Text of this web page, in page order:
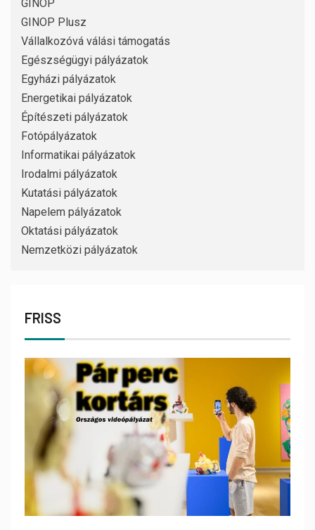
GINOP
GINOP Plusz
Vállalkozóvá válási támogatás
Egészségügyi pályázatok
Egyházi pályázatok
Energetikai pályázatok
Építészeti pályázatok
Fotópályázatok
Informatikai pályázatok
Irodalmi pályázatok
Kutatási pályázatok
Napelem pályázatok
Oktatási pályázatok
Nemzetközi pályázatok
FRISS